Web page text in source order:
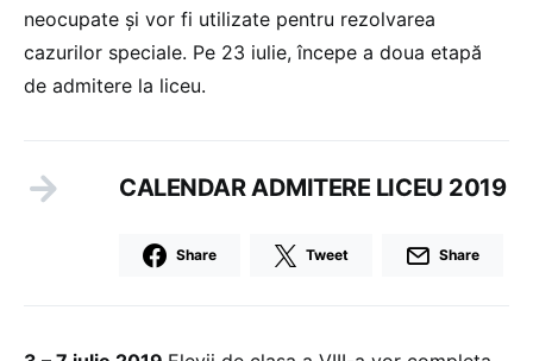
neocupate şi vor fi utilizate pentru rezolvarea
cazurilor speciale. Pe 23 iulie, începe a doua etapă
de admitere la liceu.
CALENDAR ADMITERE LICEU 2019
Share Tweet Share